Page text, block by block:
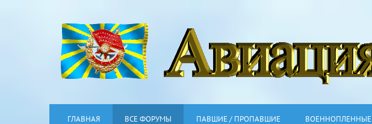
ГЛАВНАЯ ВСЕ ФОРУМЫ ПАВШИЕ / ПРОПАВШИЕ ВОЕННОПЛЕННЫЕ